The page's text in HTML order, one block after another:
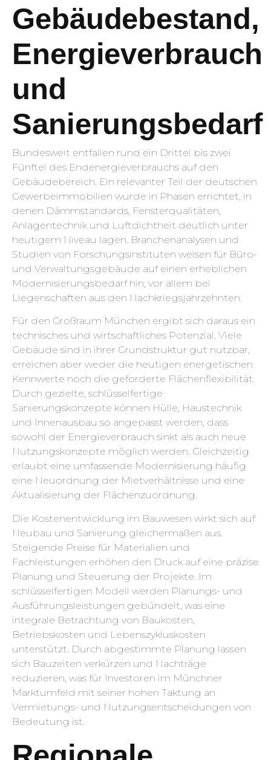
Gebäudebestand,
Energieverbrauch
und
Sanierungsbedarf
Bundesweit entfallen rund ein Drittel bis zwei
Fünftel des Endenergieverbrauchs auf den
Gebäudebereich. Ein relevanter Teil der deutschen
Gewerbeimmobilien wurde in Phasen errichtet, in
denen Dämmstandards, Fensterqualitäten,
Anlagentechnik und Luftdichtheit deutlich unter
heutigem Niveau lagen. Branchenanalysen und
Studien von Forschungsinstituten weisen für Büro-
und Verwaltungsgebäude auf einen erheblichen
Modernisierungsbedarf hin, vor allem bei
Liegenschaften aus den Nachkriegsjahrzehnten.
Für den Großraum München ergibt sich daraus ein
technisches und wirtschaftliches Potenzial. Viele
Gebäude sind in ihrer Grundstruktur gut nutzbar,
erreichen aber weder die heutigen energetischen
Kennwerte noch die geforderte Flächenflexibilität.
Durch gezielte, schlüsselfertige
Sanierungskonzepte können Hülle, Haustechnik
und Innenausbau so angepasst werden, dass
sowohl der Energieverbrauch sinkt als auch neue
Nutzungskonzepte möglich werden. Gleichzeitig
erlaubt eine umfassende Modernisierung häufig
eine Neuordnung der Mietverhältnisse und eine
Aktualisierung der Flächenzuordnung.
Die Kostenentwicklung im Bauwesen wirkt sich auf
Neubau und Sanierung gleichermaßen aus.
Steigende Preise für Materialien und
Fachleistungen erhöhen den Druck auf eine präzise
Planung und Steuerung der Projekte. Im
schlüsselfertigen Modell werden Planungs- und
Ausführungsleistungen gebündelt, was eine
integrale Betrachtung von Baukosten,
Betriebskosten und Lebenszykluskosten
unterstützt. Durch abgestimmte Planung lassen
sich Bauzeiten verkürzen und Nachträge
reduzieren, was für Investoren im Münchner
Marktumfeld mit seiner hohen Taktung an
Vermietungs- und Nutzungsentscheidungen von
Bedeutung ist.